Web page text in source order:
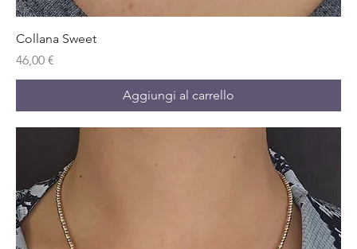
Collana Sweet
Prezzo
46,00 €
Aggiungi al carrello